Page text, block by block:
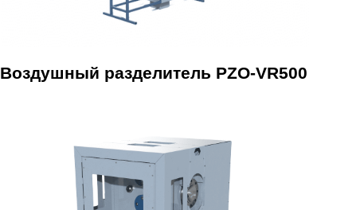
Воздушный разделитель PZO-VR500